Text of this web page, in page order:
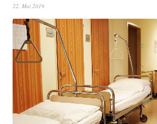
22. Mai 2019